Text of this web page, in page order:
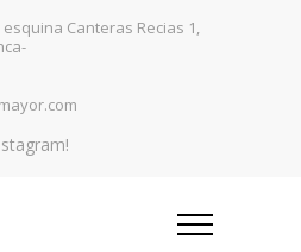
esquina Canteras Recias 1,